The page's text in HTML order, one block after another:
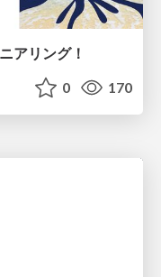
アリング！
0 170